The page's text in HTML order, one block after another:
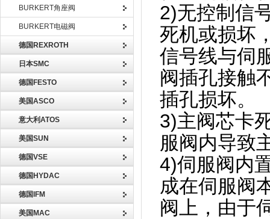
BURKERT角座阀
BURKERT电磁阀
德国REXROTH
日本SMC
德国FESTO
美国ASCO
意大利ATOS
美国SUN
德国VSE
德国HYDAC
德国IFM
美国MAC
2)无控制信
死机或损坏
信号线与伺
阀插孔接触
插孔损坏。
3)主阀芯卡
服阀内导致
4)伺服阀内
成在伺服阀
阀上，由于